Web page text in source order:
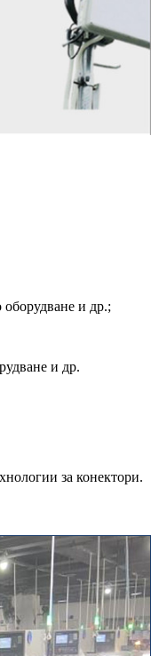
и др.;
и др.
за конектори.